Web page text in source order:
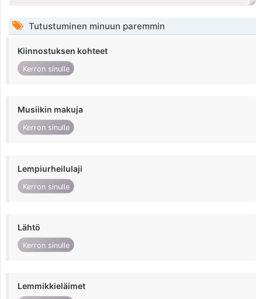
Tutustuminen minuun paremmin
Kiinnostuksen kohteet
Kerron sinulle
Musiikin makuja
Kerron sinulle
Lempiurheilulaji
Kerron sinulle
Lähtö
Kerron sinulle
Lemmikkieläimet